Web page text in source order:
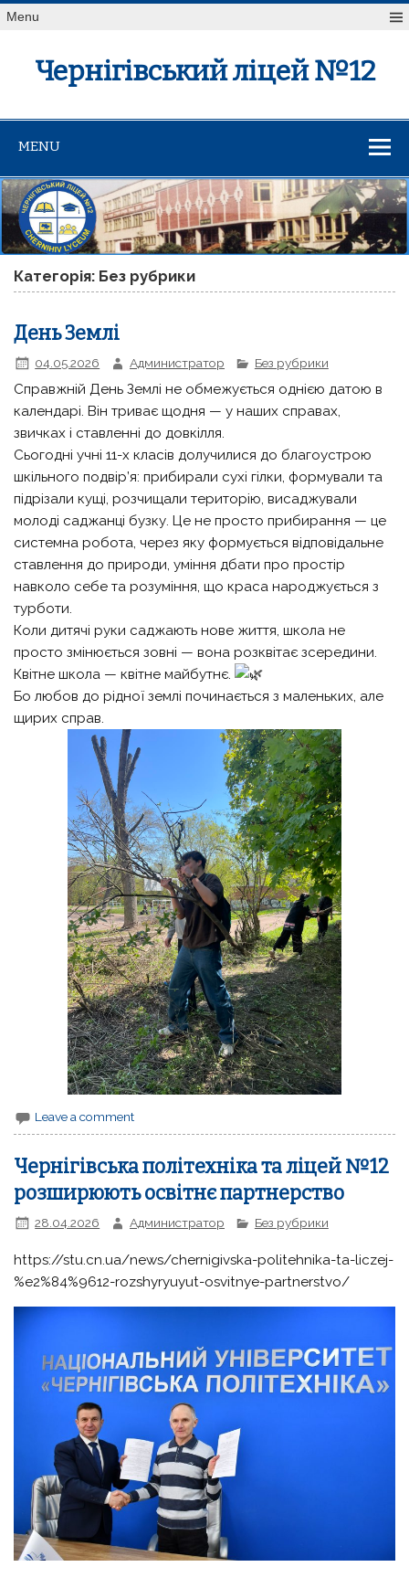
Menu
Чернігівський ліцей №12
MENU
Категорія: Без рубрики
День Землі
04.05.2026 Администратор Без рубрики
Справжній День Землі не обмежується однією датою в
календарі. Він триває щодня — у наших справах,
звичках і ставленні до довкілля.
Сьогодні учні 11-х класів долучилися до благоустрою
шкільного подвір’я: прибирали сухі гілки, формували та
підрізали кущі, розчищали територію, висаджували
молоді саджанці бузку. Це не просто прибирання — це
системна робота, через яку формується відповідальне
ставлення до природи, уміння дбати про простір
навколо себе та розуміння, що краса народжується з
турботи.
Коли дитячі руки саджають нове життя, школа не
просто змінюється зовні — вона розквітає зсередини.
Квітне школа — квітне майбутнє.
Бо любов до рідної землі починається з маленьких, але
щирих справ.
Leave a comment
Чернігівська політехніка та ліцей №12
розширюють освітнє партнерство
28.04.2026 Администратор Без рубрики
https://stu.cn.ua/news/chernigivska-politehnika-ta-liczej-
%e2%84%9612-rozshyryuyut-osvitnye-partnerstvo/